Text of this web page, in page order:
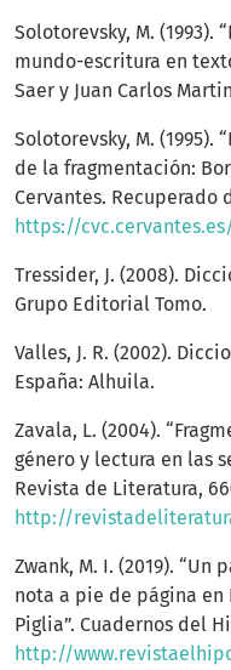
Solotorevsky, M. (1993).
mundo-escritura en
Saer y Juan Carlos
Solotorevsky, M.
de la fragmentación:
Cervantes. Recuperado
https://cvc.cervantes.es/
Tressider, J. (2008).
Grupo Editorial Tomo.
Valles, J. R. (2002).
España: Alhuila.
Zavala, L. (2004).
género y lectura en las
Revista de Literatura,
http://
Zwank, M. I. (2019).
nota a pie de página
Piglia”. Cuadernos del
http://